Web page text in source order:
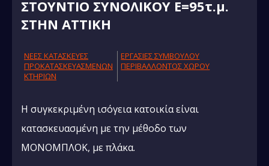
ΣΤΟΥΝΤΙΟ ΣΥΝΟΛΙΚΟΥ Ε=95τ.μ.
ΣΤΗΝ ΑΤΤΙΚΗ
NΕΕΣ ΚΑΤΑΣΚΕΥΕΣ
ΠΡΟΚΑΤΑΣΚΕΥΑΣΜΕΝΩΝ
ΚΤΗΡΙΩΝ
ΕΡΓΑΣΙΕΣ ΣΥΜΒΟΥΛΟΥ
ΠΕΡΙΒΑΛΛΟΝΤΟΣ ΧΩΡΟΥ
Η συγκεκριμένη ισόγεια κατοικία είναι
κατασκευασμένη με την μέθοδο των
ΜΟΝΟΜΠΛΟΚ, με πλάκα.